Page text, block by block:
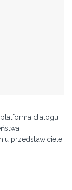
dialogu i
przedstawiciele